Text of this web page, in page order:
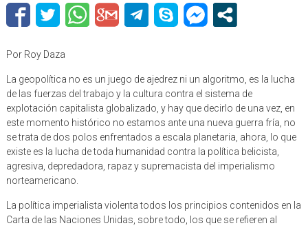
Por Roy Daza
La geopolítica no es un juego de ajedrez ni un algoritmo, es la lucha
de las fuerzas del trabajo y la cultura contra el sistema de
explotación capitalista globalizado, y hay que decirlo de una vez, en
este momento histórico no estamos ante una nueva guerra fría, no
se trata de dos polos enfrentados a escala planetaria, ahora, lo que
existe es la lucha de toda humanidad contra la política belicista,
agresiva, depredadora, rapaz y supremacista del imperialismo
norteamericano.
La política imperialista violenta todos los principios contenidos en la
Carta de las Naciones Unidas, sobre todo, los que se refieren al